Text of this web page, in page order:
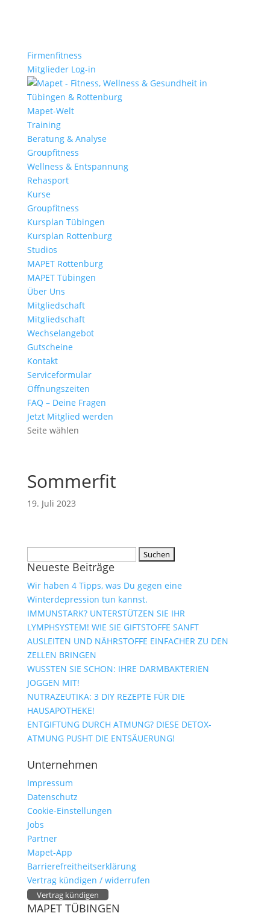
Firmenfitness
Mitglieder Log-in
Mapet-Welt
Training
Beratung & Analyse
Groupfitness
Wellness & Entspannung
Rehasport
Kurse
Groupfitness
Kursplan Tübingen
Kursplan Rottenburg
Studios
MAPET Rottenburg
MAPET Tübingen
Über Uns
Mitgliedschaft
Mitgliedschaft
Wechselangebot
Gutscheine
Kontakt
Serviceformular
Öffnungszeiten
FAQ – Deine Fragen
Jetzt Mitglied werden
Seite wählen
Sommerfit
19. Juli 2023
nach:
Neueste Beiträge
Wir haben 4 Tipps, was Du gegen eine
Winterdepression tun kannst.
IMMUNSTARK? UNTERSTÜTZEN SIE IHR
LYMPHSYSTEM! WIE SIE GIFTSTOFFE SANFT
AUSLEITEN UND NÄHRSTOFFE EINFACHER ZU DEN
ZELLEN BRINGEN
WUSSTEN SIE SCHON: IHRE DARMBAKTERIEN
JOGGEN MIT!
NUTRAZEUTIKA: 3 DIY REZEPTE FÜR DIE
HAUSAPOTHEKE!
ENTGIFTUNG DURCH ATMUNG? DIESE DETOX-
ATMUNG PUSHT DIE ENTSÄUERUNG!
Unternehmen
Impressum
Datenschutz
Cookie-Einstellungen
Jobs
Partner
Mapet-App
Barrierefreitheitserklärung
Vertrag kündigen / widerrufen
Vertrag kündigen
MAPET TÜBINGEN